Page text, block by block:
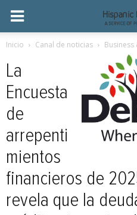
Inicio Canal de noticias Business
La
Encuesta
de
arrepenti
mientos
financieros de
revela que la